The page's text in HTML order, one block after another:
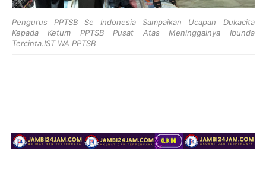
Pengurus PPTSB Se Indonesia Sampaikan Ucapan Dukacita
Kepada Ketum PPTSB Pusat Atas Meninggalnya Ibunda
Tercinta.IST WA PPTSB